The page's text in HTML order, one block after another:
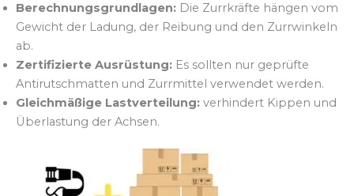
Berechnungsgrundlagen: Die Zurrkräfte hängen vom
Gewicht der Ladung, der Reibung und den Zurrwinkeln
ab.
Zertifizierte Ausrüstung: Es sollten nur geprüfte
Antirutschmatten und Zurrmittel verwendet werden.
Gleichmäßige Lastverteilung: verhindert Kippen und
Überlastung der Achsen.